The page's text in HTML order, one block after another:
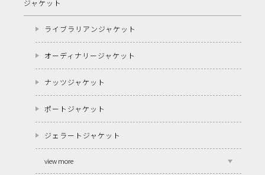
ジャケット
ライブラリアンジャケット
オーディナリージャケット
ナッツジャケット
ポートジャケット
ジェラートジャケット
view more